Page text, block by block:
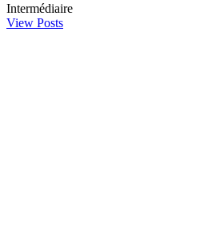
Intermédiaire
View Posts